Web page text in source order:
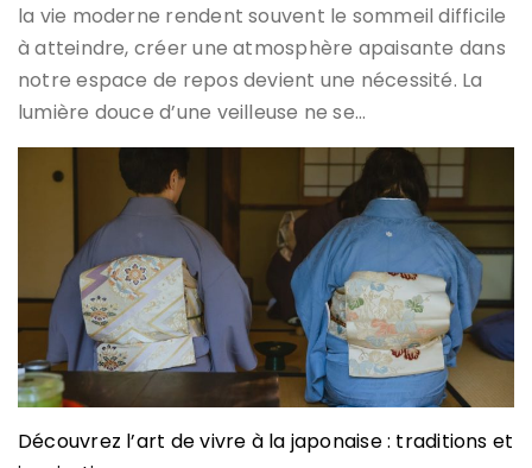
la vie moderne rendent souvent le sommeil difficile
à atteindre, créer une atmosphère apaisante dans
notre espace de repos devient une nécessité. La
lumière douce d’une veilleuse ne se…
Découvrez l’art de vivre à la japonaise : traditions et